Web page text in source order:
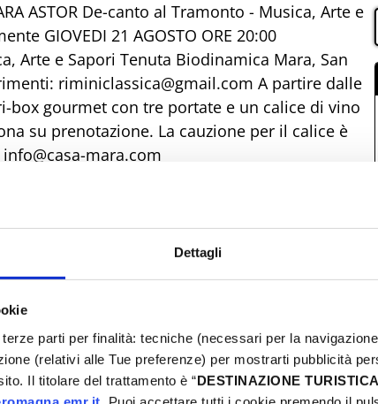
Dettagli
parti per finalità: tecniche (necessari per la
(relativi alle Tue preferenze) per mostrarti pubblicità
Il titolare del trattamento è “DESTINAZIONE
ASTOR De-canto al Tramonto - Musica, Arte e
GIOVEDI 21 AGOSTO ORE 20:00
Arte e Sapori Tenuta Biodinamica Mara, San
riminiclassica@gmail.com A partire dalle
box gourmet con tre portate e un calice di vino
su prenotazione. La cauzione per il calice è
mara.com